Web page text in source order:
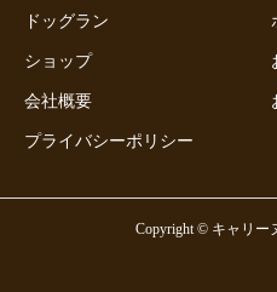
ドッグラン
ショップ
会社概要
プライバシーポリシー
Copyright © キャリー